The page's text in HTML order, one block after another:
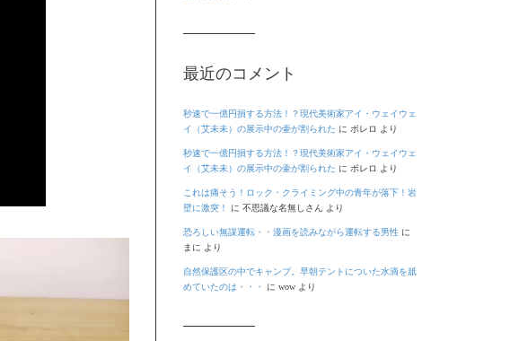
最近のコメント
秒速で一億円損する方法！？現代美術家アイ・ウェイウェ
イ（艾未未）の展示中の壷が割られた に ボレロ より
秒速で一億円損する方法！？現代美術家アイ・ウェイウェ
イ（艾未未）の展示中の壷が割られた に ボレロ より
これは痛そう！ロック・クライミング中の青年が落下！岩
壁に激突！
に 不思議な名無しさん より
恐ろしい無謀運転・・漫画を読みながら運転する男性に
まに より
自然保護区の中でキャンプ。早朝テントについた水滴を舐
めていたのは・・・
に wowより